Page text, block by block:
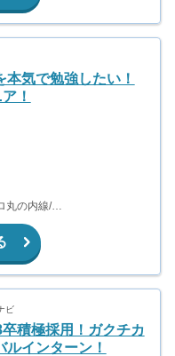
本気で勉強したい！
！
本郷三丁目駅より徒歩2分（東京メトロ丸の内線/都営地下鉄大江戸線）
ビ
卒積極採用！ガクチカ
ルインターン！